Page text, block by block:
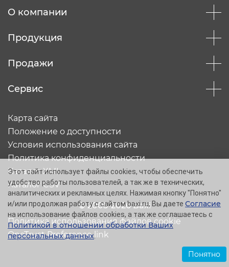
О компании
Продукция
Продажи
Сервис
© 2005-2026 Baxi
Карта сайта
Положение о доступности
Условия использования сайта
Политика конфиденциальности
Каталог XML
Каталог CSV
Политика использования файлов cookie
OneTrust Preference link
Этот сайт использует файлы cookies, чтобы обеспечить
удобство работы пользователей, а так же в технических,
аналитических и рекламных целях. Нажимая кнопку "Понятно"
и/или продолжая работу с сайтом baxi.ru, Вы даете Согласие
на использование файлов cookies, а так же соглашаетесь с
Политикой в отношении обработки Ваших
персональных данных.
Понятно